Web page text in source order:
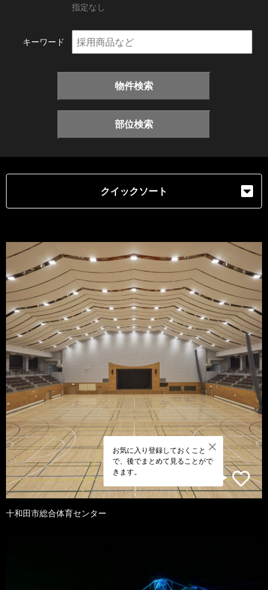
指定なし
キーワード
物件検索
部位検索
クイックソート
お気に入り登録しておくこと
で、後でまとめて見ることがで
きます。
十和田市総合体育センター